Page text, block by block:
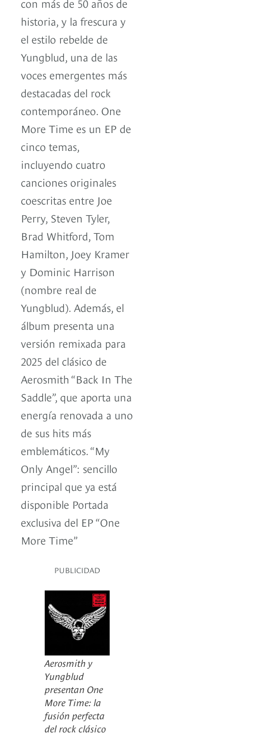
historia, y la frescura y
el estilo rebelde de
Yungblud, una de las
voces emergentes más
destacadas del rock
contemporáneo. One
More Time es un EP de
cinco temas,
incluyendo cuatro
canciones originales
coescritas entre Joe
Perry, Steven Tyler,
Brad Whitford, Tom
Hamilton, Joey Kramer
y Dominic Harrison
(nombre real de
Yungblud). Además, el
álbum presenta una
versión remixada para
2025 del clásico de
Aerosmith “Back In The
Saddle”, que aporta una
energía renovada a uno
de sus hits más
emblemáticos. “My
Only Angel”: sencillo
principal que ya está
disponible Portada
exclusiva del EP “One
More Time”
PUBLICIDAD
Aerosmith y
Yungblud
presentan One
More Time: la
fusión perfecta
del rock clásico